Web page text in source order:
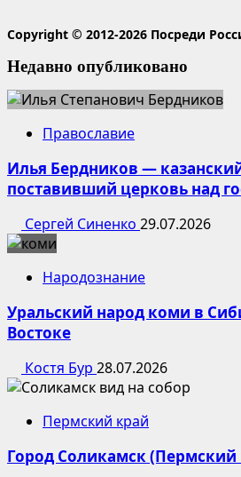
Copyright © 2012-2026 Посреди
Недавно опубликовано
Православие
Илья Бердников —
поставивший церковь над
Сергей Синенко 29.07.2026
Народознание
Уральский народ коми в
Востоке
Костя Бур 28.07.2026
Пермский край
Город Соликамск (Пермский